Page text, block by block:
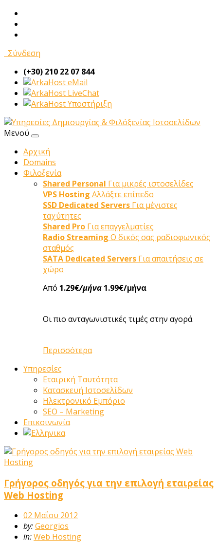
Σύνδεση
(+30) 210 22 07 844
eMail
LiveChat
Υποστήριξη
Μενού
Αρχική
Domains
Φιλοξενία
Shared Personal Για μικρές ιστοσελίδες
VPS Hosting Αλλάξτε επίπεδο
SSD Dedicated Servers Για μέγιστες
ταχύτητες
Shared Pro Για επαγγελματίες
Radio Streaming Ο δικός σας ραδιοφωνικός
σταθμός
SATA Dedicated Servers Για απαιτήσεις σε
χώρο
Από 1.29€/μήνα 1.99€/μήνα
Οι πιο ανταγωνιστικές τιμές στην αγορά
Περισσότερα
Υπηρεσίες
Εταιρική Ταυτότητα
Κατασκευή Ιστοσελίδων
Ηλεκτρονικό Εμπόριο
SEO – Marketing
Επικοινωνία
Γρήγορος οδηγός για την επιλογή εταιρείας
Web Hosting
02 Μαΐου 2012
by:Georgios
in:Web Hosting